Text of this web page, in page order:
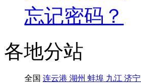
忘记密码？
各地分站
全国 连云港 湖州 蚌埠 九江 济宁